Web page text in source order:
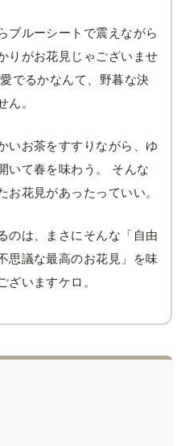
ブルーシートで震えながら
りがお花見じゃございませ
でるかなんて、野暮な決
ん。
いお茶をすすりながら、ゆ
いて春を味わう。 そんな
お花見があったっていい。
のは、まさにそんな「自由
思議な最高のお花見」を味
ざいますケロ。